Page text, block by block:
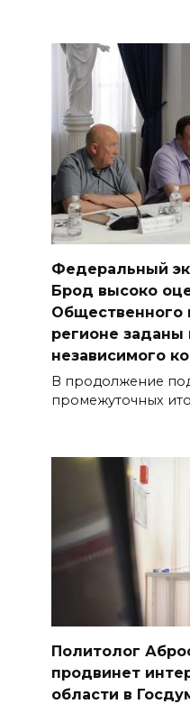
Федеральный
Брод высоко
Общественного
регионе заданы
независимого
В продолжение
промежуточных
Политолог
продвинет
области в